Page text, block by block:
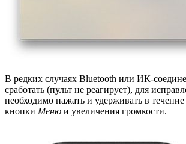
В редких случаях Bluetooth или ИК-
сработать (пульт не реагирует), для
необходимо нажать и удерживать в
кнопки Меню и увеличения громкости.